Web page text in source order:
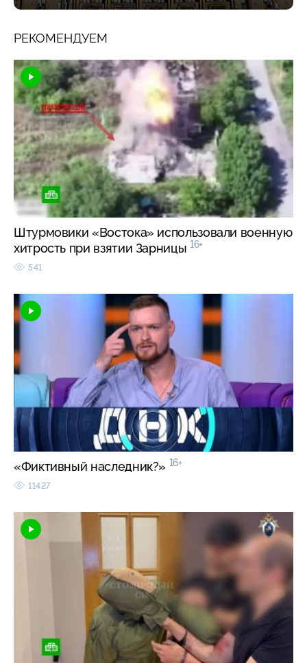
РЕКОМЕНДУЕМ
Штурмовики «Востока» использовали военную
хитрость при взятии Зарницы 16+
541
«Фиктивный наследник?» 16+
11427